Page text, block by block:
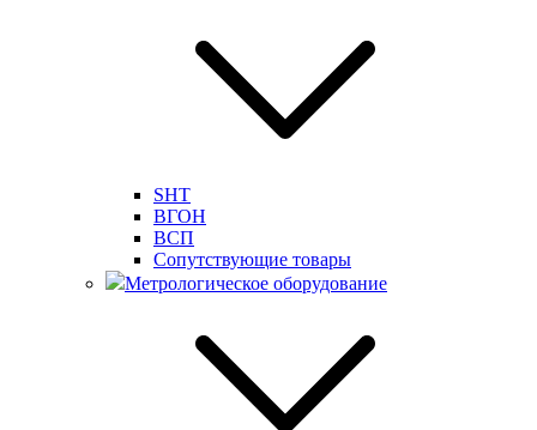
SHT
ВГОН
ВСП
Сопутствующие товары
Метрологическое оборудование